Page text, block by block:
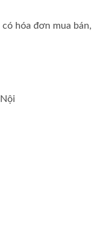
hóa đơn mua bán,